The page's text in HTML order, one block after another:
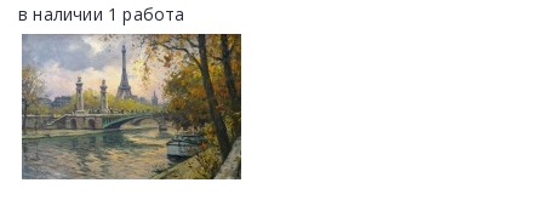
в наличии 1 работа